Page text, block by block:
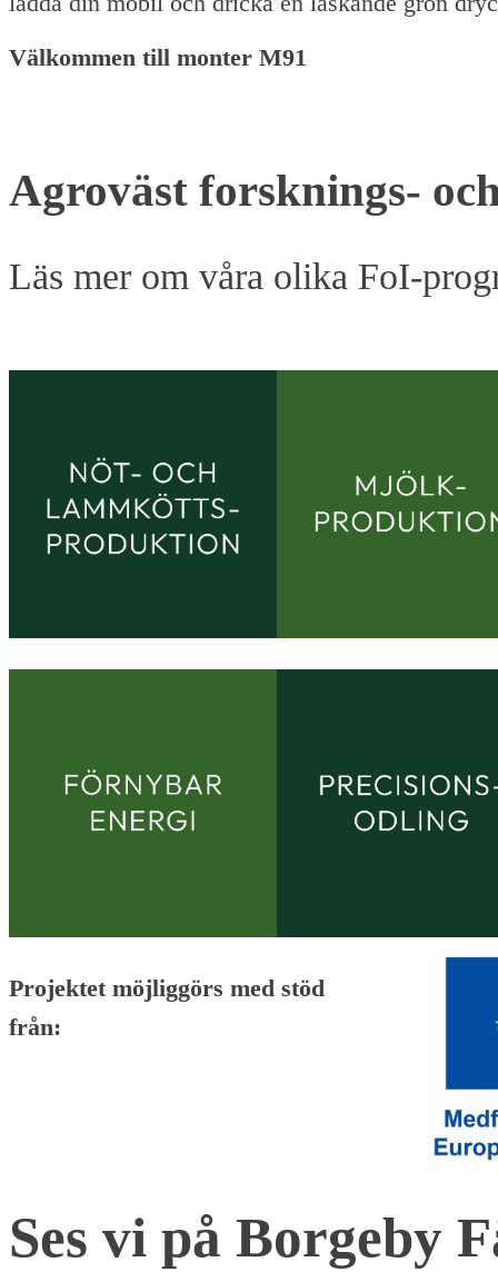
Välkommen till monter M91
Agroväst forsknings-
Läs mer om våra olika FoI-
Projektet möjliggörs med stöd
från:
Ses vi på Borgeby